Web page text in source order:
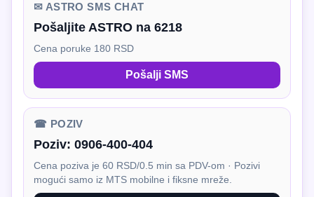
✉ ASTRO SMS CHAT
Pošaljite ASTRO na 6218
Cena poruke 180 RSD
Pošalji SMS
☎ POZIV
Poziv: 0906-400-404
Cena poziva je 60 RSD/0.5 min sa PDV-om · Pozivi
mogući samo iz MTS mobilne i fiksne mreže.